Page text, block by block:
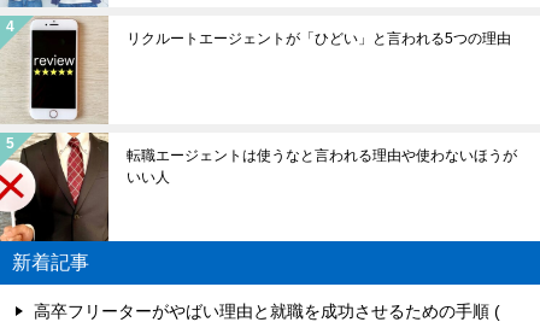
リクルートエージェントが「ひどい」と言われる5つの理由
転職エージェントは使うなと言われる理由や使わないほうが
いい人
新着記事
高卒フリーターがやばい理由と就職を成功させるための手順